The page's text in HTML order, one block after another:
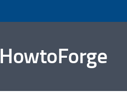
HowtoForge